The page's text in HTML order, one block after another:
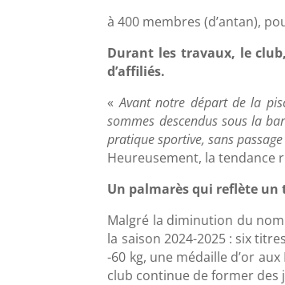
à 400 membres (d’antan),
Durant les travaux, le
d’affiliés.
«Avant notre départ de la
sommes descendus sous la
pratique sportive, sans
Heureusement, la tendance
Un palmarès qui reflète un
Malgré la diminution du
la saison 2024-2025 : six
-60 kg, une médaille d’or
club continue de former des